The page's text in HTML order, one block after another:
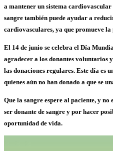
a mantener un sistema
sangre también puede ayudar a
cardiovasculares, ya que promueve la
El 14 de junio se celebra el Día
agradecer a los donantes voluntarios
las donaciones regulares. Este día es
quienes aún no han donado a que se
Que la sangre espere al paciente, y no
ser donante de sangre y por hacer
oportunidad de vida.